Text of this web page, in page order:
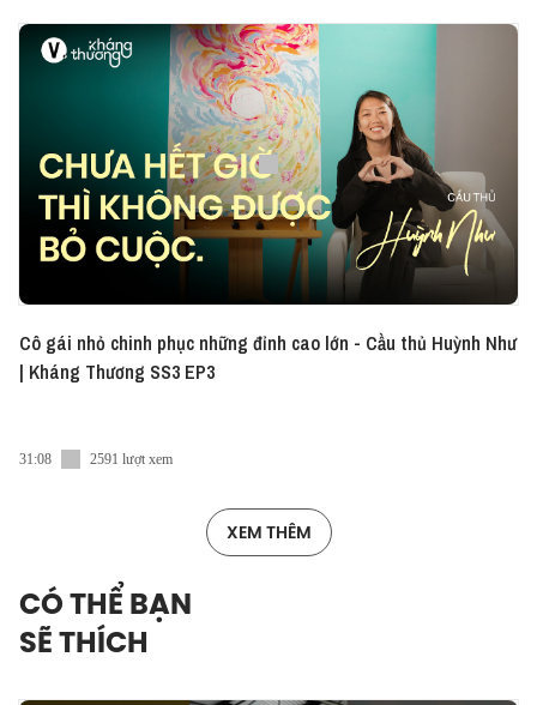
Cô gái nhỏ chinh phục những đỉnh cao lớn - Cầu thủ Huỳnh Như
| Kháng Thương SS3 EP3
31:08 2591 lượt xem
XEM THÊM
CÓ THỂ BẠN
SẼ THÍCH